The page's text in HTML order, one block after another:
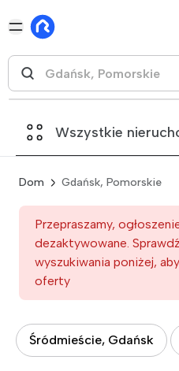
Wszystkie
Dom Gdańsk, Pomorskie
Przepraszamy,
dezaktywowane.
wyszukiwania poniżej,
oferty
Śródmieście, Gdańsk